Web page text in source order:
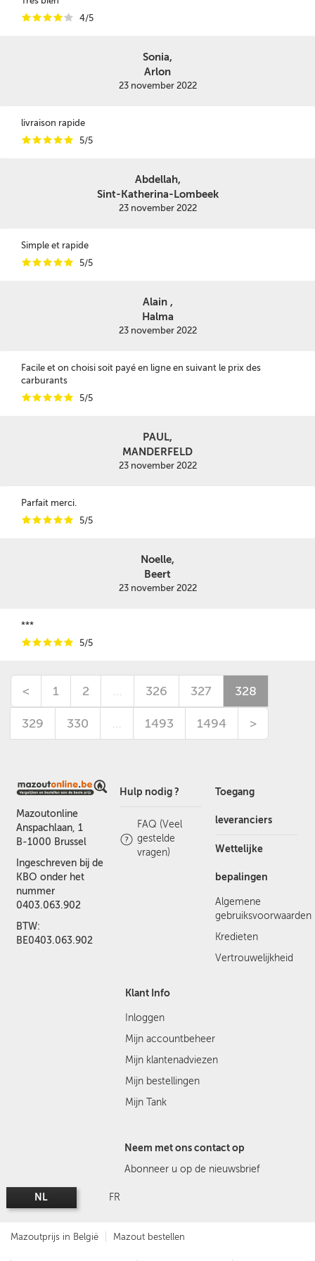
iiiii 4/5
Sonia,
Arlon
23 november 2022
livraison rapide
iiiii 5/5
Abdellah,
Sint-Katherina-Lombeek
23 november 2022
Simple et rapide
iiiii 5/5
Alain ,
Halma
23 november 2022
Facile et on choisi soit payé en ligne en suivant le prix des
carburants
iiiii 5/5
PAUL,
MANDERFELD
23 november 2022
Parfait merci.
iiiii 5/5
Noelle,
Beert
23 november 2022
***
iiiii 5/5
< 1 2 … 326 327 328
329 330 … 1493 1494 >
Mazoutonline
Anspachlaan, 1
B-1000 Brussel
Ingeschreven bij de
KBO onder het
nummer
0403.063.902
BTW:
BE0403.063.902
Hulp nodig ?
FAQ (Veel
gestelde
vragen)
Toegang
leveranciers
Wettelijke
bepalingen
Algemene
gebruiksvoorwaarden
Kredieten
Vertrouwelijkheid
Klant Info
Inloggen
Mijn accountbeheer
Mijn klantenadviezen
Mijn bestellingen
Mijn Tank
Neem met ons contact op
Abonneer u op de nieuwsbrief
NL FR
Mazoutprijs in België Mazout bestellen